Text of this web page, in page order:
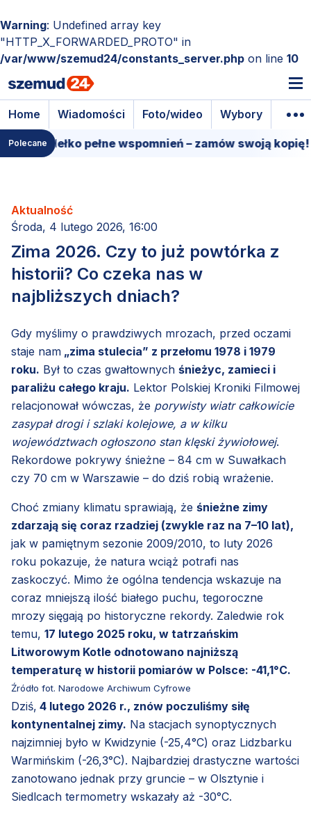
Warning: Undefined array key
"HTTP_X_FORWARDED_PROTO" in
/var/www/szemud24/constants_server.php on line 10
Home Wiadomości Foto/wideo Wybory
Polecane
pudełko pełne wspomnień – zamów swoją kopię!
Aktualność
Środa, 4 lutego 2026, 16:00
Zima 2026. Czy to już powtórka z
historii? Co czeka nas w
najbliższych dniach?
Gdy myślimy o prawdziwych mrozach, przed oczami
staje nam „zima stulecia” z przełomu 1978 i 1979
roku. Był to czas gwałtownych śnieżyc, zamieci i
paraliżu całego kraju. Lektor Polskiej Kroniki Filmowej
relacjonował wówczas, że porywisty wiatr całkowicie
zasypał drogi i szlaki kolejowe, a w kilku
województwach ogłoszono stan klęski żywiołowej.
Rekordowe pokrywy śnieżne – 84 cm w Suwałkach
czy 70 cm w Warszawie – do dziś robią wrażenie.
Choć zmiany klimatu sprawiają, że śnieżne zimy
zdarzają się coraz rzadziej (zwykle raz na 7–10 lat),
jak w pamiętnym sezonie 2009/2010, to luty 2026
roku pokazuje, że natura wciąż potrafi nas
zaskoczyć. Mimo że ogólna tendencja wskazuje na
coraz mniejszą ilość białego puchu, tegoroczne
mrozy sięgają po historyczne rekordy. Zaledwie rok
temu, 17 lutego 2025 roku, w tatrzańskim
Litworowym Kotle odnotowano najniższą
temperaturę w historii pomiarów w Polsce: -41,1°C.
Źródło fot. Narodowe Archiwum Cyfrowe
Dziś, 4 lutego 2026 r., znów poczuliśmy siłę
kontynentalnej zimy. Na stacjach synoptycznych
najzimniej było w Kwidzynie (-25,4°C) oraz Lidzbarku
Warmińskim (-26,3°C). Najbardziej drastyczne wartości
zanotowano jednak przy gruncie – w Olsztynie i
Siedlcach termometry wskazały aż -30°C.